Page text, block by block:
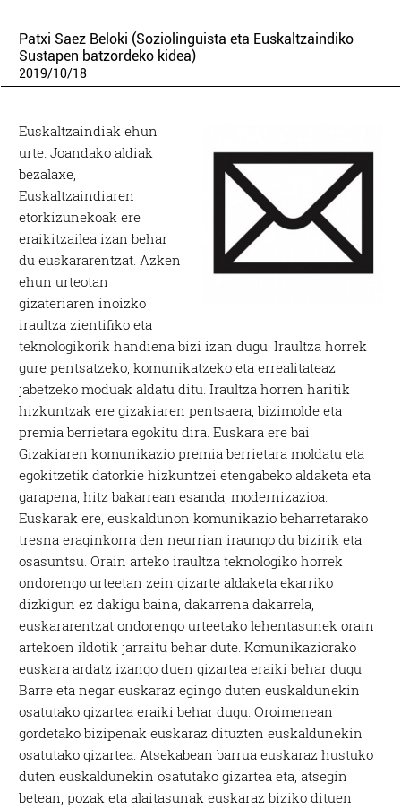
Patxi Saez Beloki (Soziolinguista eta Euskaltzaindiko
Sustapen batzordeko kidea)
2019/10/18
Euskaltzaindiak ehun
urte. Joandako aldiak
bezalaxe,
Euskaltzaindiaren
etorkizunekoak ere
eraikitzailea izan behar
du euskararentzat. Azken
ehun urteotan
gizateriaren inoizko
iraultza zientifiko eta
teknologikorik handiena bizi izan dugu. Iraultza horrek
gure pentsatzeko, komunikatzeko eta errealitateaz
jabetzeko moduak aldatu ditu. Iraultza horren haritik
hizkuntzak ere gizakiaren pentsaera, bizimolde eta
premia berrietara egokitu dira. Euskara ere bai.
Gizakiaren komunikazio premia berrietara moldatu eta
egokitzetik datorkie hizkuntzei etengabeko aldaketa eta
garapena, hitz bakarrean esanda, modernizazioa.
Euskarak ere, euskaldunon komunikazio beharretarako
tresna eraginkorra den neurrian iraungo du bizirik eta
osasuntsu. Orain arteko iraultza teknologiko horrek
ondorengo urteetan zein gizarte aldaketa ekarriko
dizkigun ez dakigu baina, dakarrena dakarrela,
euskararentzat ondorengo urteetako lehentasunek orain
artekoen ildotik jarraitu behar dute. Komunikaziorako
euskara ardatz izango duen gizartea eraiki behar dugu.
Barre eta negar euskaraz egingo duten euskaldunekin
osatutako gizartea eraiki behar dugu. Oroimenean
gordetako bizipenak euskaraz dituzten euskaldunekin
osatutako gizartea. Atsekabean barrua euskaraz hustuko
duten euskaldunekin osatutako gizartea eta, atsegin
betean, pozak eta alaitasunak euskaraz biziko dituen